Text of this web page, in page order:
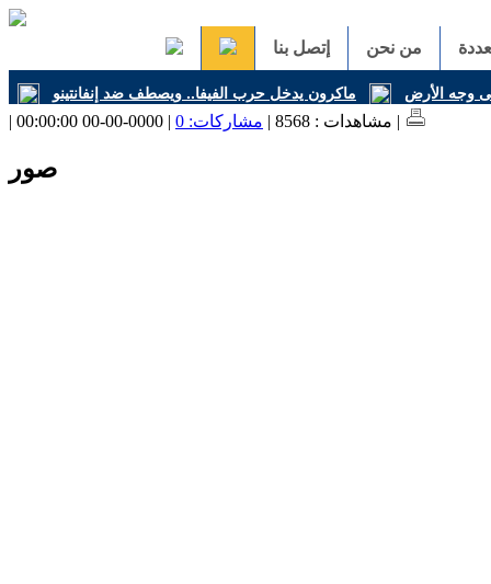
من نحن إتصل بنا
وجه الأرض ماكرون يدخل حرب الفيفا.. ويصطف ضد إنفانتينو
| مشاهدات : 8568 | مشاركات: 0 | 0000-00-00 00:00:00 |
صور